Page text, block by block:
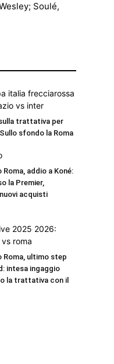
Soulé,
trattativa per
sfondo la Roma
addio a Koné:
la Premier,
acquisti
Roma, ultimo step
intesa ingaggio
la trattativa con il